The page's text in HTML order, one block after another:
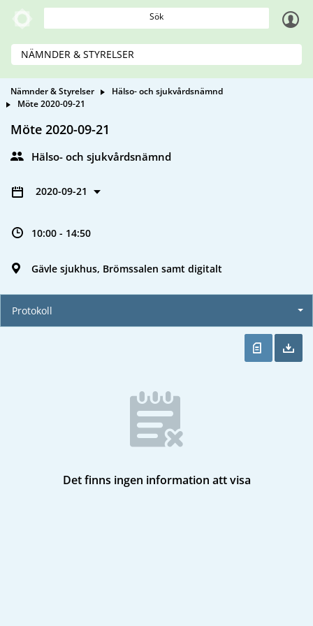
Sök
NÄMNDER & STYRELSER
Nämnder & Styrelser
Hälso- och sjukvårdsnämnd
Möte 2020-09-21
Möte 2020-09-21
Hälso- och sjukvårdsnämnd
2020-09-21
10:00 - 14:50
Gävle sjukhus, Brömssalen samt digitalt
Protokoll
Det finns ingen information att visa